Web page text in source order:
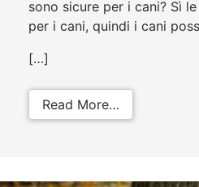
sono sicure per i cani? Sì
per i cani, quindi i cani
[…]
Read More…